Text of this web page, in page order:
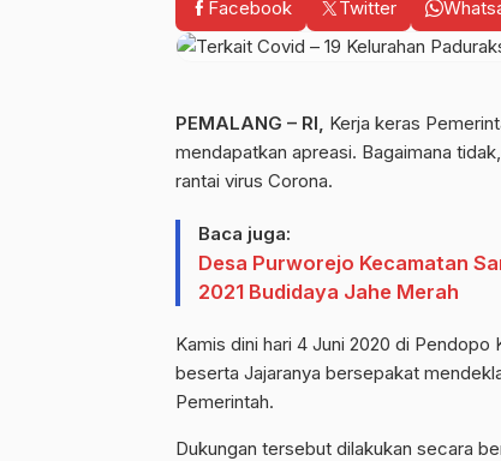
Facebook
Twitter
PEMALANG – RI, Kerja keras
mendapatkan apreasi. Bagaimana
rantai virus Corona.
Baca juga:
Desa Purworejo Kecamatan
2021 Budidaya Jahe Merah
Kamis dini hari 4 Juni 2020 di Pendopo
beserta Jajaranya bersepakat
Pemerintah.
Dukungan tersebut dilakukan secara